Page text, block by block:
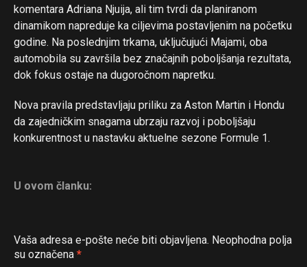
komentara Adriana Njuija, ali tim tvrdi da planiranom
dinamikom napreduje ka ciljevima postavljenim na početku
godine. Na poslednjim trkama, uključujući Majami, oba
automobila su završila bez značajnih poboljšanja rezultata,
dok fokus ostaje na dugoročnom napretku.
Nova pravila predstavljaju priliku za Aston Martin i Hondu
da zajedničkim snagama ubrzaju razvoj i poboljšaju
konkurentnost u nastavku aktuelne sezone Formule 1.
U ovom članku:
Vaša adresa e-pošte neće biti objavljena. Neophodna polja
su označena *
Email